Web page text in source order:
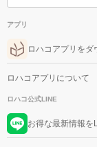
アプリ
ロハコアプリをダ
ロハコアプリについて
ロハコ公式LINE
お得な最新情報を